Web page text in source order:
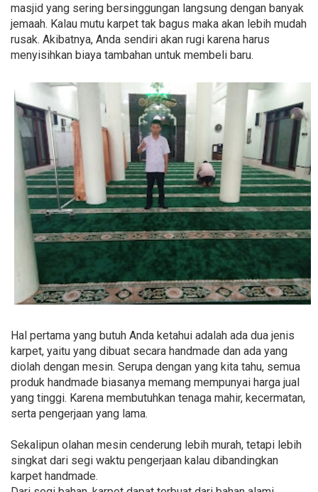
masjid yang sering bersinggungan langsung dengan banyak
jemaah. Kalau mutu karpet tak bagus maka akan lebih mudah
rusak. Akibatnya, Anda sendiri akan rugi karena harus
menyisihkan biaya tambahan untuk membeli baru.
Hal pertama yang butuh Anda ketahui adalah ada dua jenis
karpet, yaitu yang dibuat secara handmade dan ada yang
diolah dengan mesin. Serupa dengan yang kita tahu, semua
produk handmade biasanya memang mempunyai harga jual
yang tinggi. Karena membutuhkan tenaga mahir, kecermatan,
serta pengerjaan yang lama.
Sekalipun olahan mesin cenderung lebih murah, tetapi lebih
singkat dari segi waktu pengerjaan kalau dibandingkan
karpet handmade.